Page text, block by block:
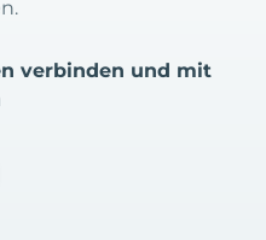
verbinden und mit